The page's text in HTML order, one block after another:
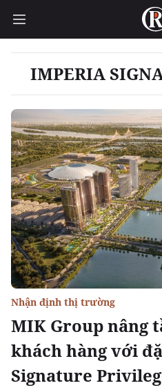
IMPERIA
MIK Group nâng
khách hàng với
Signature
Nhận định thị trường